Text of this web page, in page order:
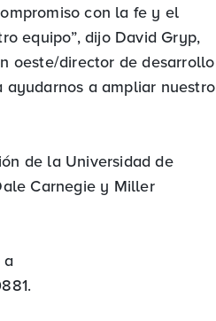
con la fe y el
equipo”, dijo David Gryp,
oeste/director de desarrollo
a ampliar nuestro
de la Universidad de
Carnegie y Miller
a